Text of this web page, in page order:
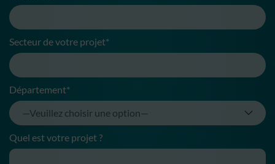
Secteur de votre projet*
Département*
Quel est votre projet ?